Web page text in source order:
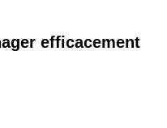
efficacement